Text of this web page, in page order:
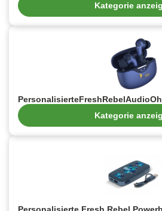
Kategorie
Kategorie